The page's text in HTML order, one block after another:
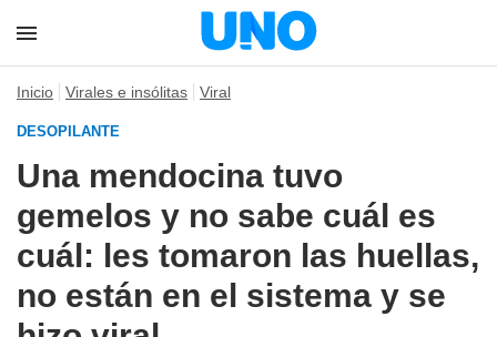
Inicio Virales e insólitas Viral
DESOPILANTE
Una mendocina tuvo
gemelos y no sabe cuál es
cuál: les tomaron las huellas,
no están en el sistema y se